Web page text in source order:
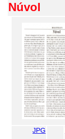
Núvol
JPG